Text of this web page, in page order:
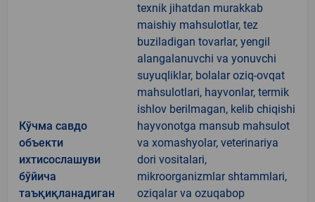
Кўчма савдо
объекти
ихтисослашуви
бўйича
таъқиқланадиган
texnik jihatdan murakkab
maishiy mahsulotlar, tez
buziladigan tovarlar, yengil
alangalanuvchi va yonuvchi
suyuqliklar, bolalar oziq-ovqat
mahsulotlari, hayvonlar, termik
ishlov berilmagan, kelib chiqishi
hayvonotga mansub mahsulot
va xomashyolar, veterinariya
dori vositalari,
mikroorganizmlar shtammlari,
oziqalar va ozuqabop